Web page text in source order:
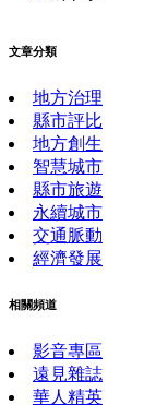
文章分類
地方治理
縣市評比
地方創生
智慧城市
縣市旅遊
永續城市
交通脈動
經濟發展
相關頻道
影音專區
遠見雜誌
華人精英